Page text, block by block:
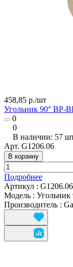
458,85 р./шт
Угольник 90° ВР-
0
0
В наличии: 57
Арт. G1206.06
В корзину
Подробнее
Артикул : G1206.06
Модель :
Производитель :